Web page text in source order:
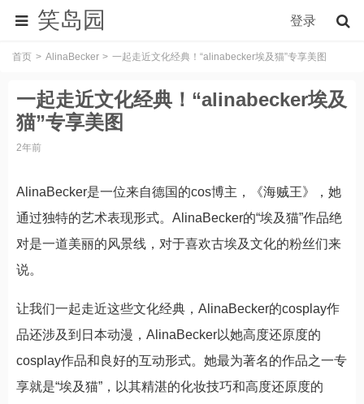
笑岛园 登录
首页 AlinaBecker 一起走近文化经典！“alinabecker埃及猫”专享美图
一起走近文化经典！“alinabecker埃及
猫”专享美图
2年前
AlinaBecker是一位来自德国的cos博主，《海贼王》，她
通过独特的艺术表现形式。AlinaBecker的“埃及猫”作品绝
对是一道美丽的风景线，对于喜欢古埃及文化的粉丝们来
说。
让我们一起走近这些文化经典，AlinaBecker的cosplay作
品还涉及到日本动漫，AlinaBecker以她高度还原度的
cosplay作品和良好的互动形式。她最为著名的作品之一专
享就是“埃及猫”，以其精湛的化妆技巧和高度还原度的